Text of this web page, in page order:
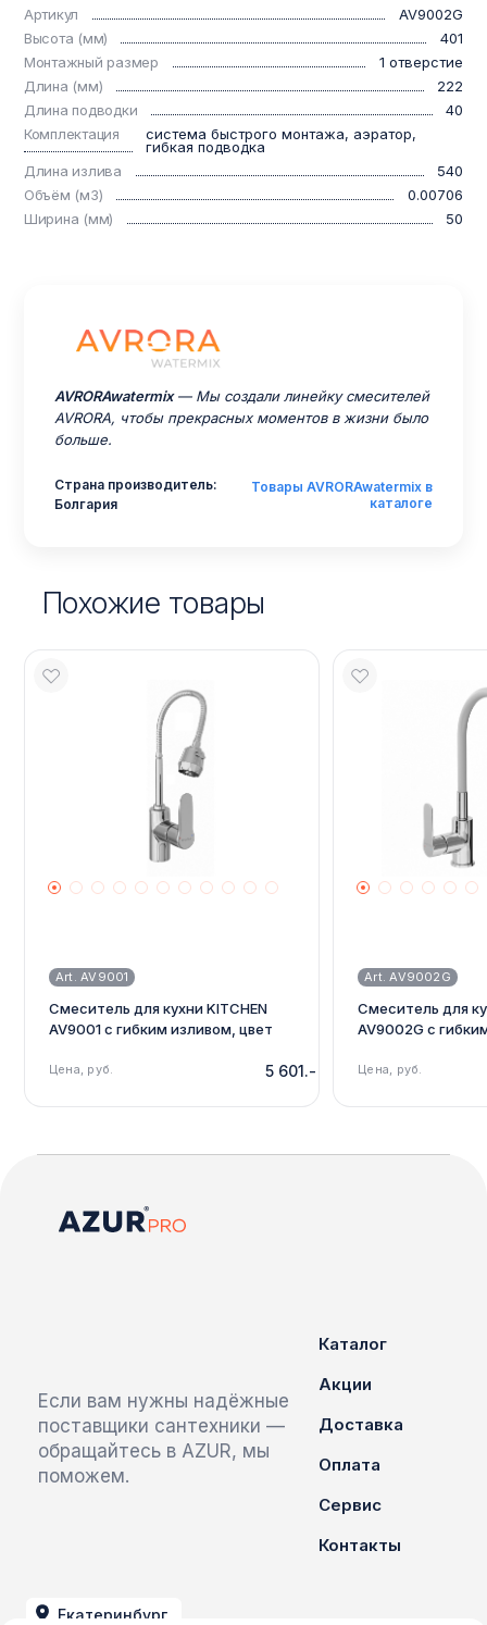
Артикул
AV9002G
Высота (мм)
401
Монтажный размер
1 отверстие
Длина (мм)
222
Длина подводки
40
Комплектация
система быстрого монтажа, аэратор,
гибкая подводка
Длина излива
540
Объём (м3)
0.00706
Ширина (мм)
50
AVRORAwatermix— Мы создали линейку смесителей
AVRORA, чтобы прекрасных моментов в жизни было
больше.
Страна производитель:
Болгария
Товары AVRORAwatermix в
каталоге
Похожие товары
Art. AV9001
Смеситель для кухни KITCHEN
AV9001 с гибким изливом, цвет
Цена, руб. 5 601.-
Art. AV9002G
Смеситель для
AV9002G с
Цена, руб.
Если вам нужны надёжные
поставщики сантехники —
обращайтесь в AZUR, мы
поможем.
Каталог
Акции
Доставка
Оплата
Сервис
Контакты
Екатеринбург